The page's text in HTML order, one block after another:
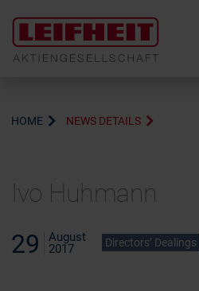
HOME NEWS DETAILS
Ivo Huhmann
29
August
2017
Directors’ Dealings